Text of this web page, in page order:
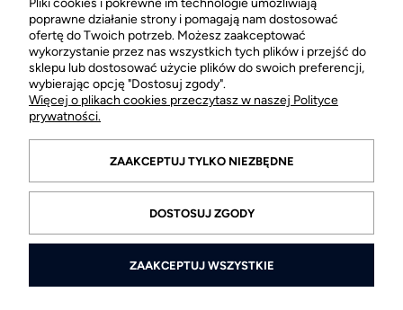
POMOC
MOJE KONTO
PŁATNOŚCI I DOSTAWA
INFORMACJE
Pliki cookies i pokrewne im technologie umożliwiają
poprawne działanie strony i pomagają nam dostosować
ofertę do Twoich potrzeb. Możesz zaakceptować
wykorzystanie przez nas wszystkich tych plików i przejść do
sklepu lub dostosować użycie plików do swoich preferencji,
wybierając opcję "Dostosuj zgody".
Więcej o plikach cookies przeczytasz w naszej Polityce
prywatności.
ZAAKCEPTUJ TYLKO NIEZBĘDNE
DOSTOSUJ ZGODY
ZAAKCEPTUJ WSZYSTKIE